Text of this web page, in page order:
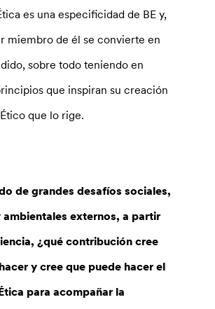
es una especificidad de BE y,
miembro de él se convierte en
sobre todo teniendo en
que inspiran su creación
que lo rige.
de grandes desafíos sociales,
ambientales externos, a partir
¿qué contribución cree
y cree que puede hacer el
para acompañar la